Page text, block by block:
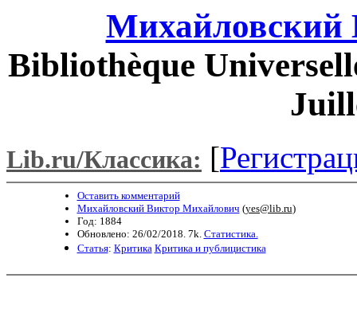
Михайловский
Bibliothèque
Lib.ru/Классика: [
Оставить комментарий
Михайловский Виктор Михайлович (yes@lib.ru)
Год: 1884
Обновлено: 26/02/2018. 7k. Статистика.
Статья: Критика Критика и публицистика